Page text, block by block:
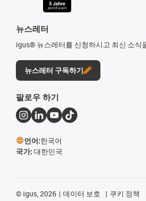
뉴스레터
igus® 뉴스레터를 신청하시고 최신 소식
뉴스레터 구독하기
팔로우 하기
언어:한국어
국가: 대한민국
© igus, 2026 데이터 보호 쿠키 정책